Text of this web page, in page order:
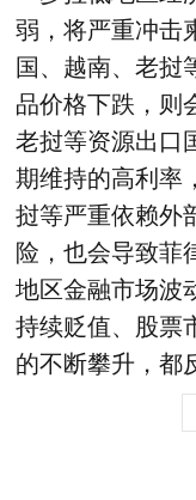
弱，将严重冲击
国、越南、老挝
品价格下跌，则
老挝等资源出口
期维持的高利率
挝等严重依赖外
险，也会导致菲
地区金融市场波
持续贬值、股票
的不断攀升，都